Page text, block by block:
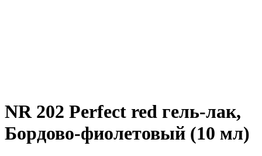
NR 202 Perfect red гель-лак,
Бордово-фиолетовый (10 мл)